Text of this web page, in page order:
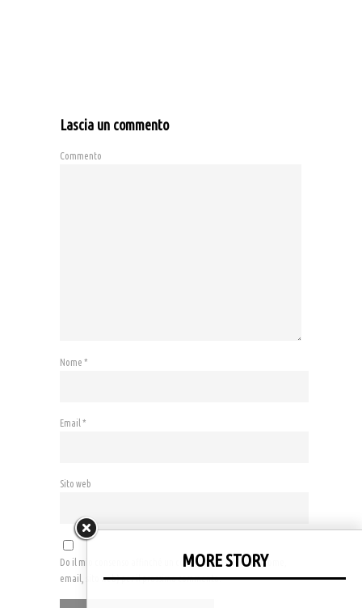
Lascia un commento
Commento
Nome *
Email *
Sito web
Do il mio consenso affinché un cookie salvi i miei dati (nome,
email, sito web) per il prossimo commento.
MORE STORY